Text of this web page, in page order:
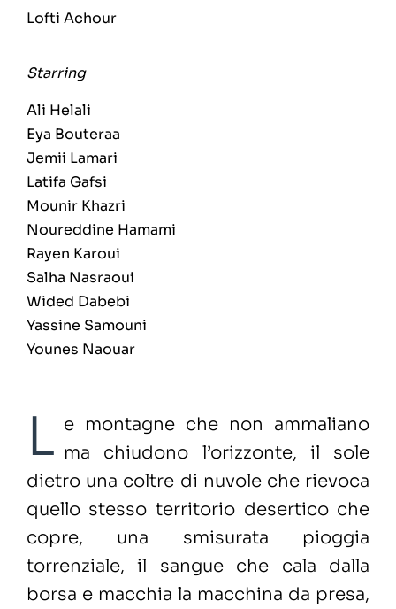
Lofti Achour
Starring
Ali Helali
Eya Bouteraa
Jemii Lamari
Latifa Gafsi
Mounir Khazri
Noureddine Hamami
Rayen Karoui
Salha Nasraoui
Wided Dabebi
Yassine Samouni
Younes Naouar
L e montagne che non ammaliano
ma chiudono l’orizzonte, il sole
dietro una coltre di nuvole che rievoca
quello stesso territorio desertico che
copre, una smisurata pioggia
torrenziale, il sangue che cala dalla
borsa e macchia la macchina da presa,